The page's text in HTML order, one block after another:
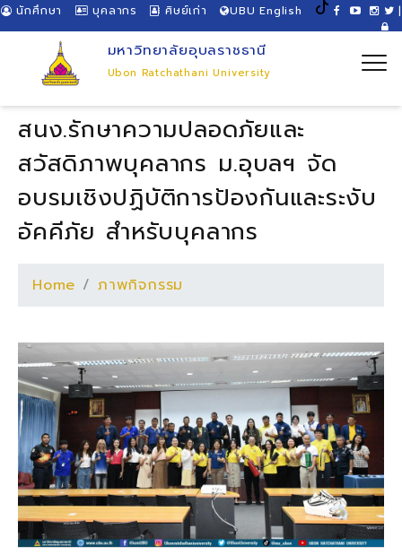
นักศึกษา บุคลากร ศิษย์เก่า UBU English |
มหาวิทยาลัยอุบลราชธานี
Ubon Ratchathani University
สนง.รักษาความปลอดภัยและ
สวัสดิภาพบุคลากร ม.อุบลฯ จัด
อบรมเชิงปฏิบัติการป้องกันและระงับ
อัคคีภัย สำหรับบุคลากร
Home ภาพกิจกรรม